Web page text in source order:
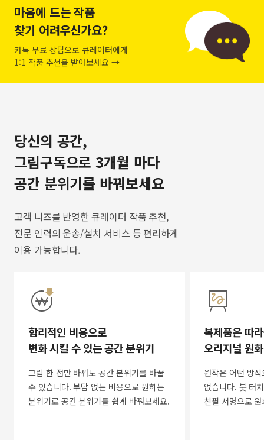
마음에 드는 작품
찾기 어려우신가요?
카톡 무료 상담으로 큐레이터에게
1:1 작품 추천을 받아보세요 →
당신의 공간,
그림구독으로 3개월 마다
공간 분위기를 바꿔보세요
고객 니즈를 반영한 큐레이터 작품 추천,
전문 인력의 운송/설치 서비스 등 편리하게
이용 가능합니다.
합리적인 비용으로
변화 시킬 수 있는 공간 분위기
그림 한 점만 바꿔도 공간 분위기를 바꿀
수 있습니다. 부담 없는 비용으로 원하는
분위기로 공간 분위기를 쉽게 바꿔보세요.
복제품은 따
오리지널 원
원작은 어떤 방
없습니다. 붓 터
친필 서명으로